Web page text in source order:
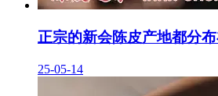
正宗的新会陈皮产地都分
25-05-14